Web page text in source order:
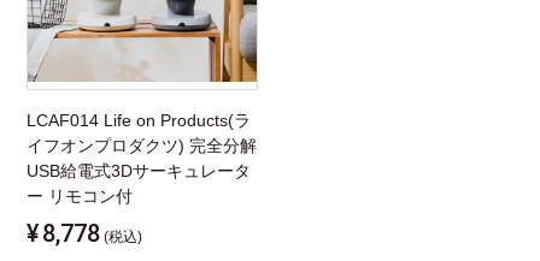
LCAF014 Life on Products(ラ
イフオンプロダクツ) 完全分解
USB給電式3Dサーキュレータ
ー リモコン付
¥8,778 (税込)